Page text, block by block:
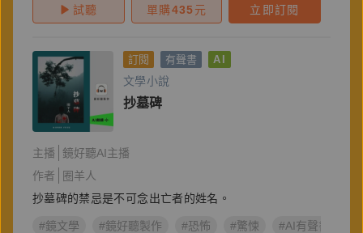
試聽 單購435元 立即訂閱
訂閱 有聲書 AI
文學小說
抄墓碑
主播
鏡好聽AI主播
作者
圈羊人
抄墓碑的禁忌是不可念出亡者的姓名。
#鏡文學 #鏡好聽製作 #恐怖 #驚悚 #AI有聲書